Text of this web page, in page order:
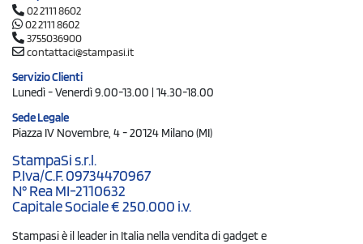
02 2111 8602
02 2111 8602
3755036900
contattaci@stampasi.it
Servizio Clienti
Lunedì - Venerdì 9.00-13.00 | 14.30-18.00
Sede Legale
Piazza IV Novembre, 4 - 20124 Milano (MI)
StampaSi s.r.l.
P.Iva/C.F. 09734470967
N° Rea MI-2110632
Capitale Sociale € 250.000 i.v.
Stampasi è il leader in Italia nella vendita di gadget e